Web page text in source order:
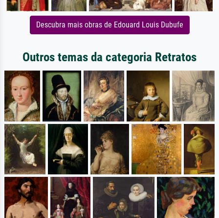
Descubra mais obras de Edouard Louis Dubufe
Outros temas da categoria Retratos